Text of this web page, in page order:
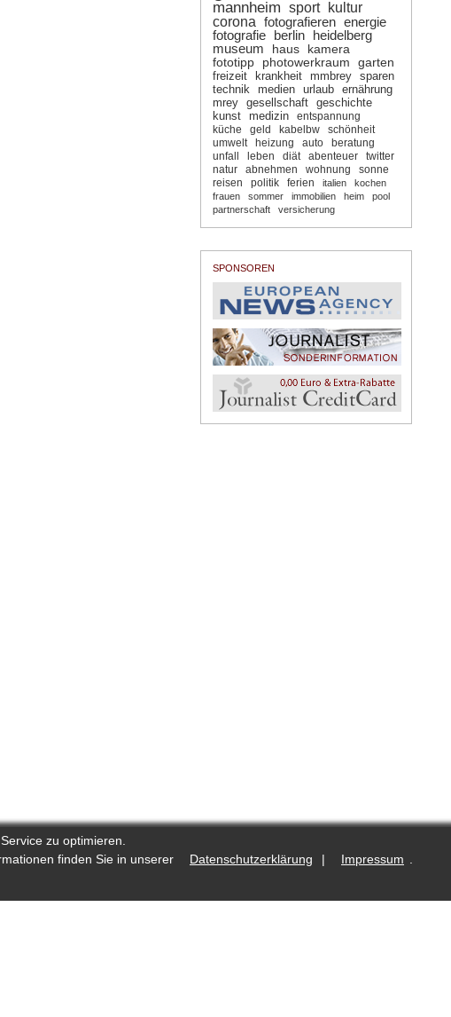
zu optimieren.
finden Sie in unserer Datenschutzerklärung | Impressum
mannheim sport
kultur
corona fotografieren energie
fotografie
berlin
heidelberg
museum
haus kamera
fototipp photowerkraum
garten
freizeit
krankheit mmbrey
sparen
technik
medien urlaub
ernährung
mrey
gesellschaft
geschichte
kunst
medizin
entspannung
küche
geld kabelbw
schönheit
umwelt
heizung auto
beratung
unfall
leben diät abenteuer
twitter
natur
abnehmen wohnung
sonne
reisen
politik ferien italien
kochen
frauen
sommer immobilien heim
pool
partnerschaft
versicherung
SPONSOREN